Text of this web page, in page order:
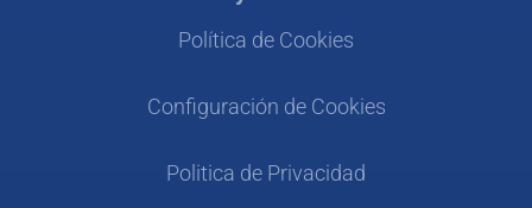
Política de Cookies
Configuración de Cookies
Politica de Privacidad